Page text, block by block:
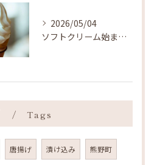
2026/05/04
ソフトクリーム始まりました ˎˊ˗
Tags
唐揚げ 漬け込み 熊野町